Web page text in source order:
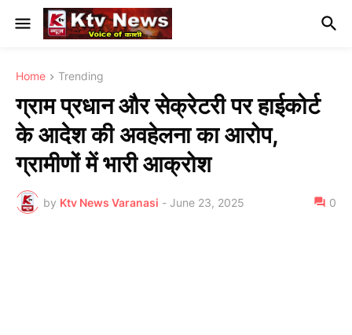
Home Trending
ग्राम प्रधान और सेक्रेटरी पर हाईकोर्ट
के आदेश की अवहेलना का आरोप,
ग्रामीणों में भारी आक्रोश
by Ktv News Varanasi - June 23, 2025 0